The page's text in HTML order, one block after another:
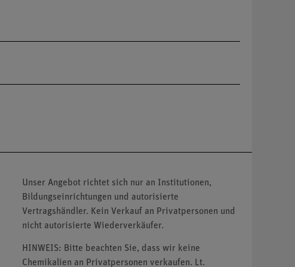
Unser Angebot richtet sich nur an Institutionen,
Bildungseinrichtungen und autorisierte
Vertragshändler. Kein Verkauf an Privatpersonen und
nicht autorisierte Wiederverkäufer.
HINWEIS: Bitte beachten Sie, dass wir keine
Chemikalien an Privatpersonen verkaufen. Lt.